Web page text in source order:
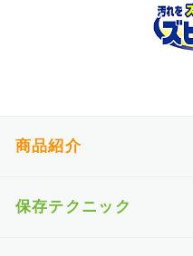
商品紹介
保存テクニック